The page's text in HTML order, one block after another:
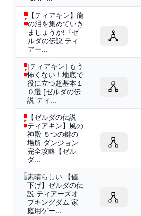
【ティアキン】龍
の泪を集めていき
ましょうか!『ゼ
ルダの伝説 ティ
アー...
[ティアキン] もう
怖くない！地底で
役に立つ超基本１
０選 [ゼルダの伝
説 ティ...
【ゼルダの伝説
ティアキン】風の
神殿 ５つの鍵の
場所 ダンジョン
完全攻略【ゼル
ダ...
素晴らしい 【値
下げ】ゼルダの伝
説 ティアーズオ
ブキングダム 家
庭用ゲー...